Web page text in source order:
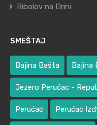
Ribolov na Drini
SMEŠTAJ
Bajina Bašta Bajina
Jezero Perućac -
Perućac Perućac